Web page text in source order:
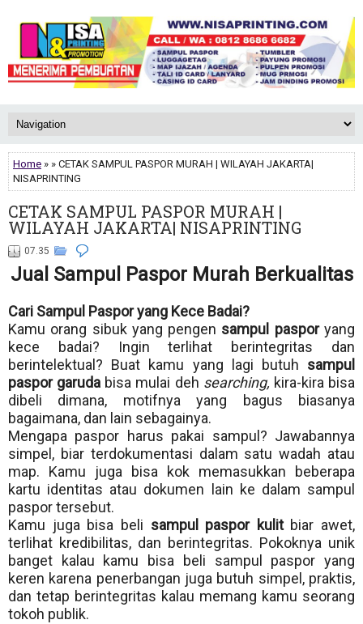
Home » » CETAK SAMPUL PASPOR MURAH | WILAYAH JAKARTA|
NISAPRINTING
CETAK SAMPUL PASPOR MURAH |
WILAYAH JAKARTA| NISAPRINTING
07.35
Jual Sampul Paspor Murah Berkualitas
Cari Sampul Paspor yang Kece Badai?
Kamu orang sibuk yang pengen sampul pasporyang
kece badai? Ingin terlihat berintegritas dan
berintelektual? Buat kamu yang lagi butuh sampul
paspor garuda bisa mulai deh searching, kira-kira bisa
dibeli dimana, motifnya yang bagus biasanya
bagaimana, dan lain sebagainya.
Mengapa paspor harus pakai sampul? Jawabannya
simpel, biar terdokumentasi dalam satu wadah atau
map. Kamu juga bisa kok memasukkan beberapa
kartu identitas atau dokumen lain ke dalam sampul
paspor tersebut.
Kamu juga bisa beli sampul paspor kulit biar awet,
terlihat kredibilitas, dan berintegritas. Pokoknya unik
banget kalau kamu bisa beli sampul paspor yang
keren karena penerbangan juga butuh simpel, praktis,
dan tetap berintegritas kalau memang kamu seorang
tokoh publik.